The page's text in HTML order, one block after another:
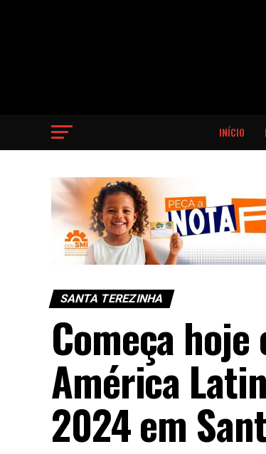
INÍCIO
SANTA TEREZINHA
Começa
América
2024 em